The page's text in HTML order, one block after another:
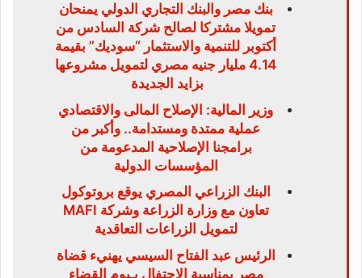
بنك مصر والبنك التجاري الدولي يمنحان
تمويلا مشتركا لصالح شركة السادس من
أكتوبر للتنمية والاستثمار “سوديك” بقيمة
4.14 مليار جنيه مصري لتمويل مشروعها
بزايد الجديدة
وزير المالية: الإصلاح المالى والاقتصادي
عملية ممتدة ومستدامة.. وأكبر من
برامجنا الإصلاحية المدعومة من
المؤسسات الدولية
البنك الزراعي المصري يوقع بروتوكول
تعاون مع وزارة الزراعة وشركة MAFI
لتمويل الزراعات التعاقدية
الرئيس عبد الفتاح السيسي يهنيء قضاة
مصر بمناسبة الاحتفال بـيوم القضاء